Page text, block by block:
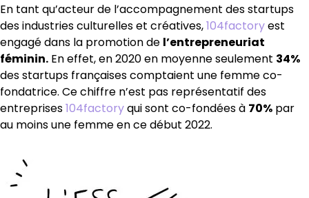
En tant qu’acteur de l’accompagnement des startups
des industries culturelles et créatives,104factoryest
engagé dans la promotion de l’entrepreneuriat
féminin. En effet, en 2020 en moyenne seulement 34%
des startups françaises comptaient une femme co-
fondatrice. Ce chiffre n’est pas représentatif des
entreprises104factoryqui sont co-fondées à 70% par
au moins une femme en ce début 2022.